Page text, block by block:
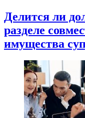
Делится ли
разделе
имущества